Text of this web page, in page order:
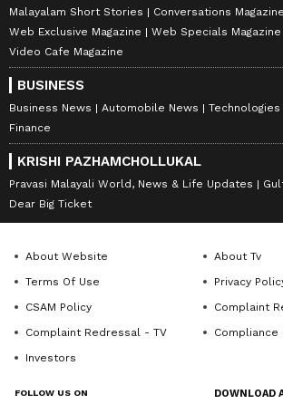
Malayalam Short Stories
Conversations Magazine
Web Exclusive Magazine
Web Specials Magazine
Video Cafe Magazine
BUSINESS
Business News Automobile News Technologies
Finance
KRISHI PAZHAMCHOLLUKAL
Pravasi Malayali World, News & Life Updates
Dear Big Ticket
About Website
About Tv
Terms Of Use
Privacy
CSAM Policy
Complaint
Complaint Redressal - TV
Compliance
Investors
FOLLOW US ON DOWNLOAD